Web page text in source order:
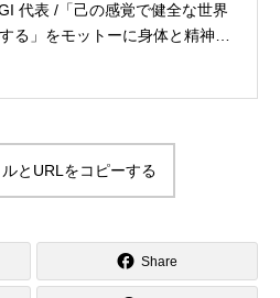
代表 /「己の感覚で健全な世界
る」をモットーに身体と精神、
にとって調和がとれた未来を目
事に励む。
とURLをコピーする
Share